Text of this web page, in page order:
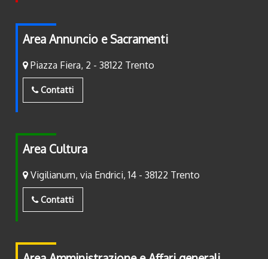
Area Annuncio e Sacramenti
Piazza Fiera, 2 - 38122 Trento
Contatti
Area Cultura
Vigilianum, via Endrici, 14 - 38122 Trento
Contatti